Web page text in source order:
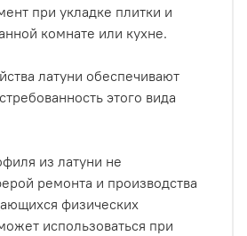
при укладке плитки и
комнате или кухне.
латуни обеспечивают
этого вида
из латуни не
ремонта и производства
физических
использоваться при